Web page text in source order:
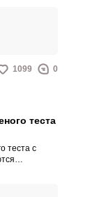
вида и
которое
1099 0
теста
теста с